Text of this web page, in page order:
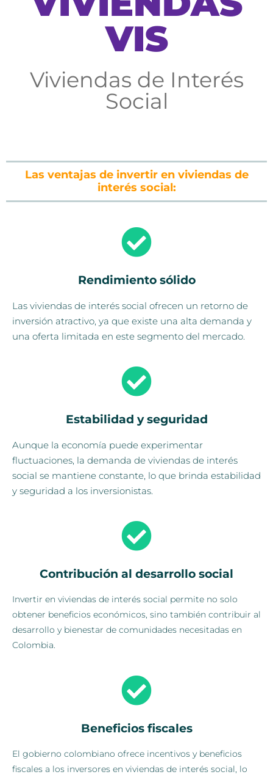
VIS
Viviendas de Interés
Social
Las ventajas de invertir en viviendas de
interés social:
Rendimiento sólido
Las viviendas de interés social ofrecen un retorno de
inversión atractivo, ya que existe una alta demanda y
una oferta limitada en este segmento del mercado.
Estabilidad y seguridad
Aunque la economía puede experimentar
fluctuaciones, la demanda de viviendas de interés
social se mantiene constante, lo que brinda estabilidad
y seguridad a los inversionistas.
Contribución al desarrollo social
Invertir en viviendas de interés social permite no solo
obtener beneficios económicos, sino también contribuir al
desarrollo y bienestar de comunidades necesitadas en
Colombia.
Beneficios fiscales
El gobierno colombiano ofrece incentivos y beneficios
fiscales a los inversores en viviendas de interés social, lo